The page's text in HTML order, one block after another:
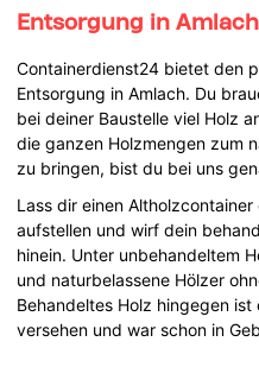
Entsorgung in Amlach
Containerdienst24 bietet den
Entsorgung in Amlach. Du
bei deiner Baustelle viel Holz
die ganzen Holzmengen zum
zu bringen, bist du bei uns
Lass dir einen
aufstellen und wirf dein
hinein. Unter unbehandeltem
und naturbelassene Hölzer
Behandeltes Holz hingegen
versehen und war schon in